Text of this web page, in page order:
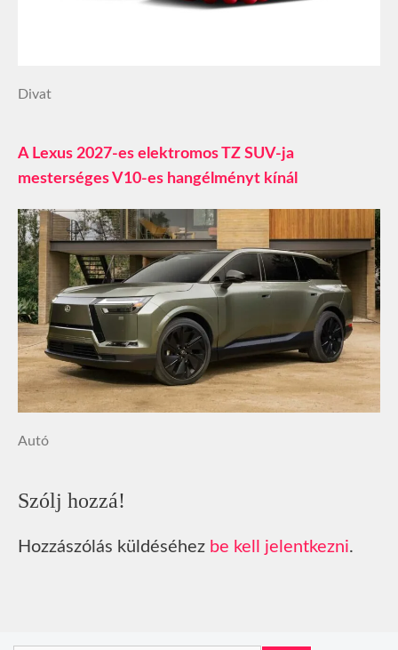
Divat
A Lexus 2027-es elektromos TZ SUV-ja
mesterséges V10-es hangélményt kínál
Autó
Szólj hozzá!
Hozzászólás küldéséhez be kell jelentkezni.